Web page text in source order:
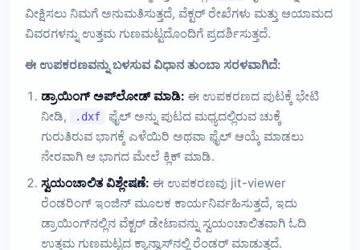
ವೀಕ್ಷಿಸಲು ನಿಮಗೆ ಅನುಮತಿಸುತ್ತದೆ, ವೆಕ್ಟರ್ ರೇಖೆಗಳು ಮತ್ತು ಆಯಾಮದ
ವಿವರಗಳನ್ನು ಉತ್ತಮ ಗುಣಮಟ್ಟದೊಂದಿಗೆ ಪ್ರದರ್ಶಿಸುತ್ತದೆ.
ಈ ಉಪಕರಣವನ್ನು ಬಳಸುವ ವಿಧಾನ ತುಂಬಾ ಸರಳವಾಗಿದೆ:
ಡ್ರಾಯಿಂಗ್ ಅಪ್‌ಲೋಡ್ ಮಾಡಿ: ಈ ಉಪಕರಣದ ಪುಟಕ್ಕೆ ಭೇಟಿ
ನೀಡಿ,
.dxf
ಫೈಲ್ ಅನ್ನು ಪುಟದ ಮಧ್ಯದಲ್ಲಿರುವ ಚುಕ್ಕೆ
ಗುರುತಿರುವ ಭಾಗಕ್ಕೆ ಎಳೆಯಿರಿ ಅಥವಾ ಫೈಲ್ ಆಯ್ಕೆ ಮಾಡಲು
ನೇರವಾಗಿ ಆ ಭಾಗದ ಮೇಲೆ ಕ್ಲಿಕ್ ಮಾಡಿ.
ಸ್ವಯಂಚಾಲಿತ ವಿಶ್ಲೇಷಣೆ: ಈ ಉಪಕರಣವು jit-viewer
ರೆಂಡರಿಂಗ್ ಇಂಜಿನ್ ಮೂಲಕ ಕಾರ್ಯನಿರ್ವಹಿಸುತ್ತದೆ, ಇದು
ಡ್ರಾಯಿಂಗ್‌ನಲ್ಲಿನ ವೆಕ್ಟರ್ ಡೇಟಾವನ್ನು ಸ್ವಯಂಚಾಲಿತವಾಗಿ ಓದಿ
ಉತ್ತಮ ಗುಣಮಟ್ಟದ ಕ್ಯಾನ್ವಾಸ್‌ನಲ್ಲಿ ರೆಂಡರ್ ಮಾಡುತ್ತದೆ.